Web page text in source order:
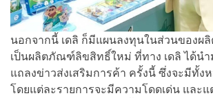
นอกจากนี้ เดลิ ก็มีแผนลงทุนในส่วนของ
เป็นผลิตภัณฑ์ลิขสิทธิ์ใหม่ ที่ทาง เดลิ ได้นำ
แถลงข่าวส่งเสริมการค้า ครั้งนี้ ซึ่งจะมีทั้ง
โดยแต่ละรายการจะมีความโดดเด่น และ